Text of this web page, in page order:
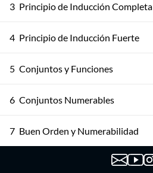
3 Principio de Inducción Completa
4 Principio de Inducción Fuerte
5 Conjuntos y Funciones
6 Conjuntos Numerables
7 Buen Orden y Numerabilidad